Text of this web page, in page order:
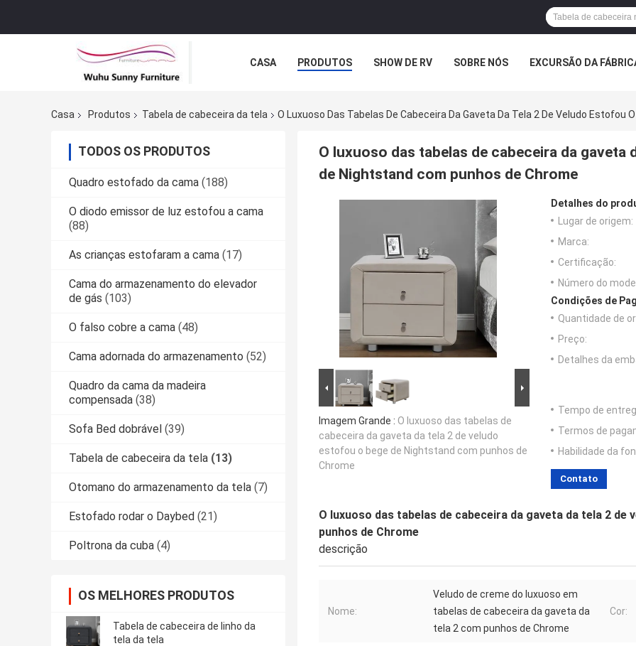
CASA PRODUTOS SHOW DE RV SOBRE NÓS EXCURSÃO DA
Casa
Produtos Tabela de cabeceira da tela O Luxuoso Das Tabelas De Cabeceira Da Gaveta Da Tela 2 De Veludo Estofou
TODOS OS PRODUTOS
Quadro estofado da cama (188)
O diodo emissor de luz estofou a cama
(88)
As crianças estofaram a cama (17)
Cama do armazenamento do elevador
de gás (103)
O falso cobre a cama (48)
Cama adornada do armazenamento (52)
Quadro da cama da madeira
compensada (38)
Sofa Bed dobrável (39)
Tabela de cabeceira da tela (13)
Otomano do armazenamento da tela (7)
Estofado rodar o Daybed (21)
Poltrona da cuba (4)
OS MELHORES PRODUTOS
Tabela de cabeceira de linho da
tela da tela
O luxuoso das tabelas de cabeceira da
de Nightstand com punhos de Chrome
Imagem Grande : O luxuoso das tabelas de
cabeceira da gaveta da tela 2 de veludo
estofou o bege de Nightstand com punhos de
Chrome
Detalhes do
Lugar de origem:
Marca:
Certificação:
Número do
Condições de
Quantidade de
Preço:
Detalhes da
Tempo de
Termos de
Habilidade da
Contato
O luxuoso das tabelas de cabeceira da gaveta da tela 2
punhos de Chrome
descrição
Nome:
Veludo de creme do luxuoso em
tabelas de cabeceira da gaveta da
tela 2 com punhos de Chrome
Cor: